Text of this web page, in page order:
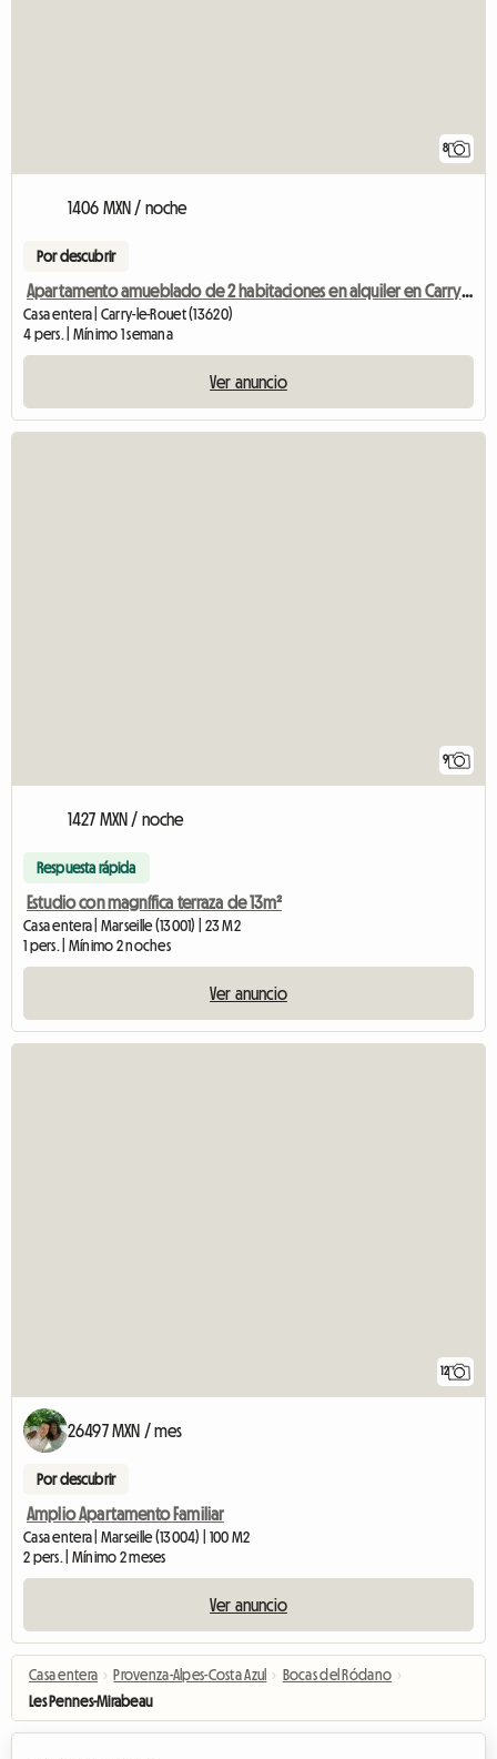
8
1406 MXN / noche
Por descubrir
Apartamento amueblado de 2 habitaciones en alquiler en Carry-Le-Rouet Plage
Casa entera | Carry-le-Rouet (13620)
4 pers. | Mínimo 1 semana
Ver anuncio
9
1427 MXN / noche
Respuesta rápida
Estudio con magnífica terraza de 13m²
Casa entera | Marseille (13001) | 23 M2
1 pers. | Mínimo 2 noches
Ver anuncio
12
26497 MXN / mes
Por descubrir
Amplio Apartamento Familiar
Casa entera | Marseille (13004) | 100 M2
2 pers. | Mínimo 2 meses
Ver anuncio
Casa entera › Provenza-Alpes-Costa Azul › Bocas del Ródano ›
Les Pennes-Mirabeau